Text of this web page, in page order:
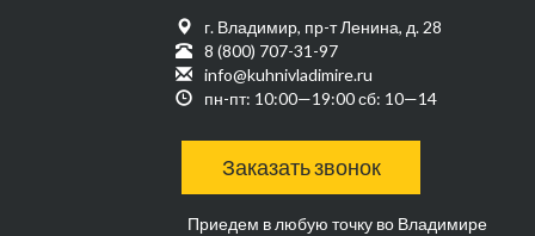
г. Владимир, пр-т Ленина, д. 28
8 (800) 707-31-97
info@kuhnivladimire.ru
пн-пт: 10:00—19:00 сб: 10—14
Заказать звонок
Приедем в любую точку во Владимире